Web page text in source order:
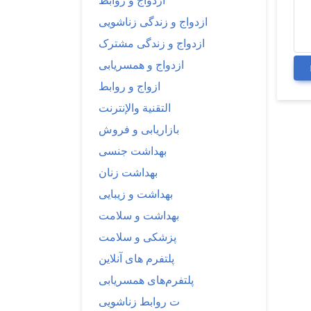
ازدواج و زندگی زناشویی
ازدواج و زندگی مشترک
ازدواج و همسریابی
ازواج و روابط
التقنية والإنترنت
بازاریابی و فروش
بهداشت جنسی
بهداشت زنان
بهداشت و زیبایی
بهداشت و سلامت
پزشکی و سلامت
پلتفرم های آنلاین
پلتفرم‌های همسریابی
ت روابط زناشویی